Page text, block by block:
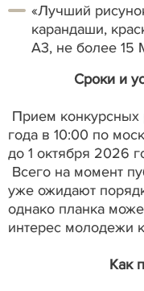
«Лучший
карандаши,
А3, не более 15
Сроки и
Прием конкурсных
года в 10:00 по
до 1 октября 2026
Всего на момент
уже ожидают
однако планка
интерес молодежи
Как